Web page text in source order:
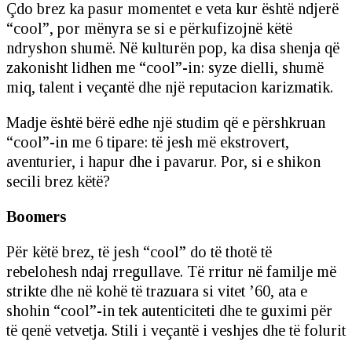
Çdo brez ka pasur momentet e veta kur është ndjerë
“cool”, por mënyra se si e përkufizojnë këtë
ndryshon shumë. Në kulturën pop, ka disa shenja që
zakonisht lidhen me “cool”-in: syze dielli, shumë
miq, talent i veçantë dhe një reputacion karizmatik.
Madje është bërë edhe një studim që e përshkruan
“cool”-in me 6 tipare: të jesh më ekstrovert,
aventurier, i hapur dhe i pavarur. Por, si e shikon
secili brez këtë?
Boomers
Për këtë brez, të jesh “cool” do të thotë të
rebelohesh ndaj rregullave. Të rritur në familje më
strikte dhe në kohë të trazuara si vitet ’60, ata e
shohin “cool”-in tek autenticiteti dhe te guximi për
të qenë vetvetja. Stili i veçantë i veshjes dhe të folurit